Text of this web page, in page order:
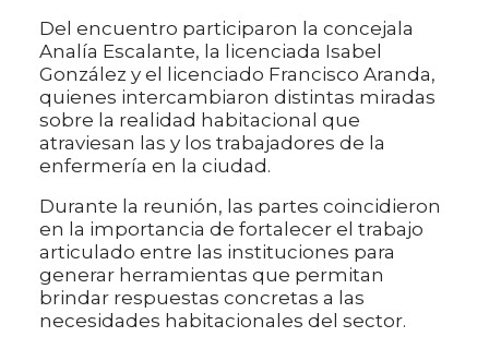
Del encuentro participaron la concejala
Analía Escalante, la licenciada Isabel
González y el licenciado Francisco Aranda,
quienes intercambiaron distintas miradas
sobre la realidad habitacional que
atraviesan las y los trabajadores de la
enfermería en la ciudad.
Durante la reunión, las partes coincidieron
en la importancia de fortalecer el trabajo
articulado entre las instituciones para
generar herramientas que permitan
brindar respuestas concretas a las
necesidades habitacionales del sector.